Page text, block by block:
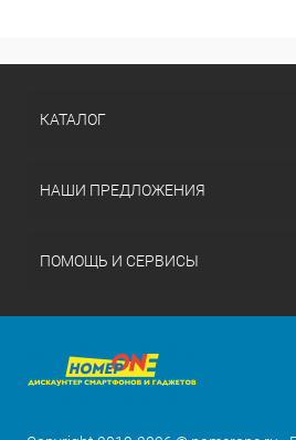
КАТАЛОГ
НАШИ ПРЕДЛОЖЕНИЯ
ПОМОЩЬ И СЕРВИСЫ